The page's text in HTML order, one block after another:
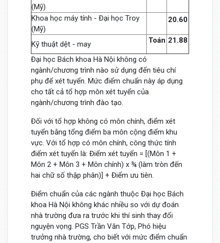
(Mỹ)
Khoa học máy tính - Đại học Troy
(Mỹ)
20.60
Kỹ thuật dệt - may Toán 21.88
Đại học Bách khoa Hà Nội không có
ngành/chương trình nào sử dụng đến tiêu chí
phụ để xét tuyển. Mức điểm chuẩn này áp dụng
cho tất cả tổ hợp môn xét tuyển của
ngành/chương trình đào tạo.
Đối với tổ hợp không có môn chính, điểm xét
tuyển bằng tổng điểm ba môn cộng điểm khu
vực. Với tổ hợp có môn chính, công thức tính
điểm xét tuyển là: Điểm xét tuyển = [(Môn 1 +
Môn 2 + Môn 3 + Môn chính) x ¾ (làm tròn đến
hai chữ số thập phân)] + Điểm ưu tiên.
Điểm chuẩn của các ngành thuộc Đại học Bách
khoa Hà Nội không khác nhiều so với dự đoán
nhà trường đưa ra trước khi thí sinh thay đổi
nguyện vọng. PGS Trần Văn Tớp, Phó hiệu
trưởng nhà trường, cho biết với mức điểm chuẩn